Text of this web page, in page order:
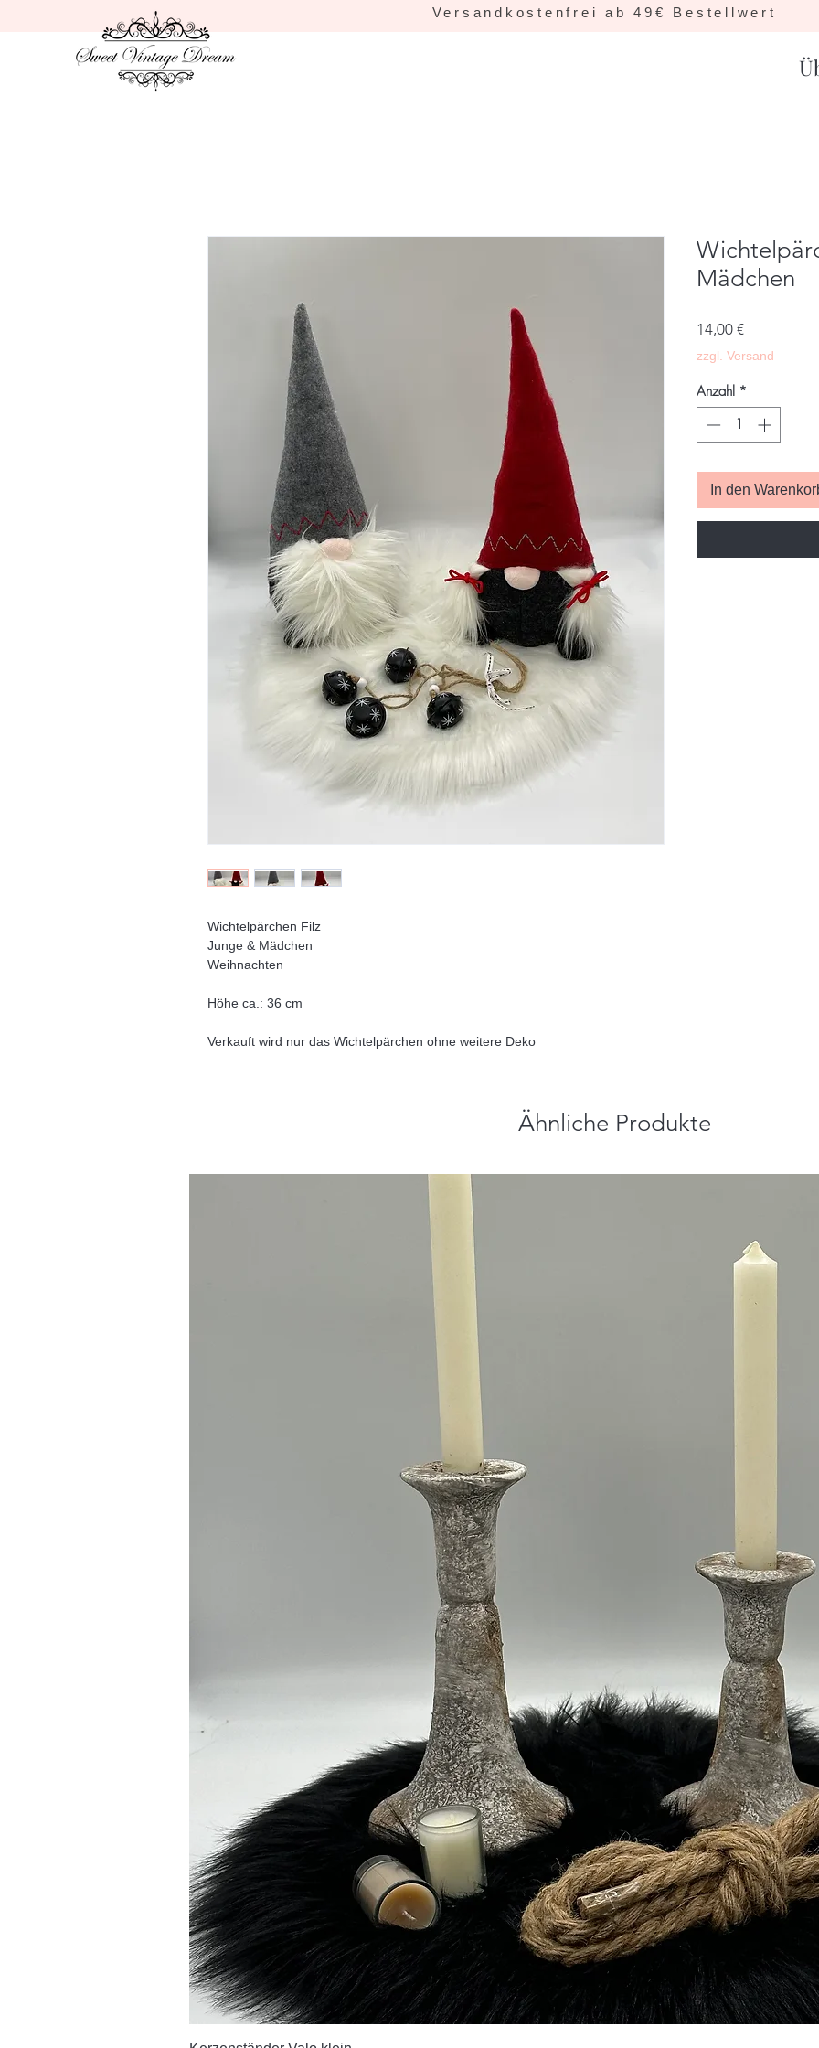
Versandkostenfrei ab 49€ Bestellwert
Wichtelpärchen Filz
Junge & Mädchen
Weihnachten
Höhe ca.: 36 cm
Verkauft wird nur das Wichtelpärchen ohne weitere Deko
Mädchen
14,00 €Preis
zzgl. Versand
Anzahl *
In den
Ähnliche Produkte